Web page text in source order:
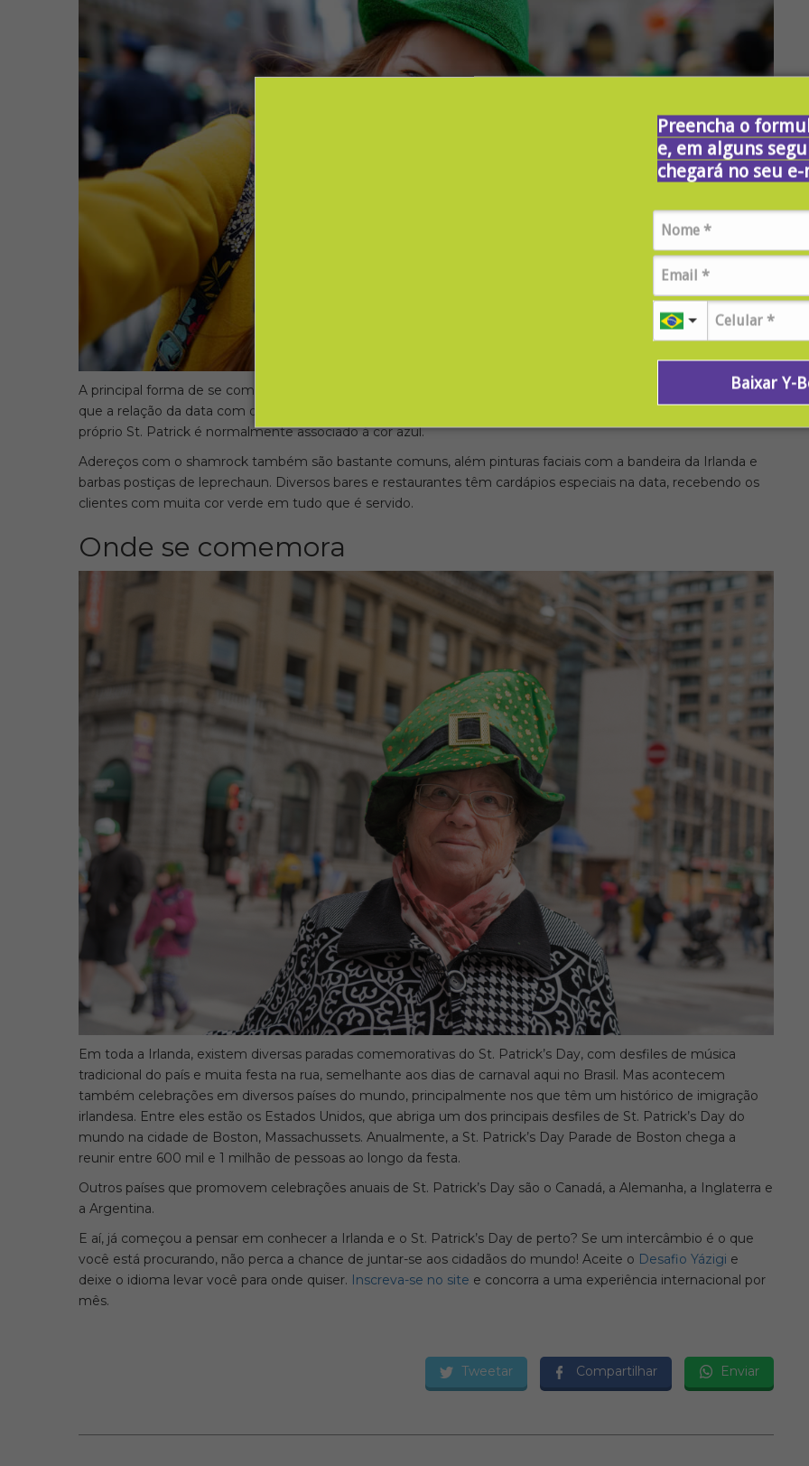
Preencha o
e, em alguns
chegará no seu
Baixar Y-
A principal forma de se comemorar o St. Patrick’s Day é usando roupas e acessórios de cor verde. Acredita-se
que a relação da data com o verde tenha origem na cor do trevo shamrock e na bandeira da Irlanda, já que o
próprio St. Patrick é normalmente associado à cor azul.
Adereços com o shamrock também são bastante comuns, além pinturas faciais com a bandeira da Irlanda e
barbas postiças de leprechaun. Diversos bares e restaurantes têm cardápios especiais na data, recebendo os
clientes com muita cor verde em tudo que é servido.
Onde se comemora
Em toda a Irlanda, existem diversas paradas comemorativas do St. Patrick’s Day, com desfiles de música
tradicional do país e muita festa na rua, semelhante aos dias de carnaval aqui no Brasil. Mas acontecem
também celebrações em diversos países do mundo, principalmente nos que têm um histórico de imigração
irlandesa. Entre eles estão os Estados Unidos, que abriga um dos principais desfiles de St. Patrick’s Day do
mundo na cidade de Boston, Massachussets. Anualmente, a St. Patrick’s Day Parade de Boston chega a
reunir entre 600 mil e 1 milhão de pessoas ao longo da festa.
Outros países que promovem celebrações anuais de St. Patrick’s Day são o Canadá, a Alemanha, a Inglaterra e
a Argentina.
E aí, já começou a pensar em conhecer a Irlanda e o St. Patrick’s Day de perto? Se um intercâmbio é o que
você está procurando, não perca a chance de juntar-se aos cidadãos do mundo! Aceite o Desafio Yázigi e
deixe o idioma levar você para onde quiser.
Inscreva-se no site e concorra a uma experiência internacional por
mês.
Tweetar Compartilhar Enviar